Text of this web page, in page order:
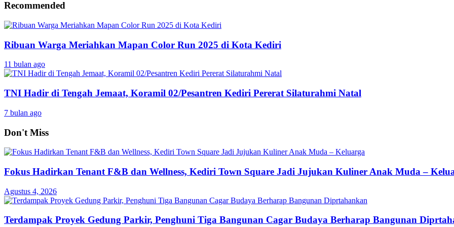
Recommended
Ribuan Warga Meriahkan Mapan Color Run 2025 di Kota Kediri
11 bulan ago
TNI Hadir di Tengah Jemaat, Koramil 02/Pesantren Kediri Pererat Silaturahmi Natal
7 bulan ago
Don't Miss
Fokus Hadirkan Tenant F&B dan Wellness, Kediri Town Square Jadi Jujukan Kuliner Anak Muda –
Agustus 4, 2026
Terdampak Proyek Gedung Parkir, Penghuni Tiga Bangunan Cagar Budaya Berharap Bangunan